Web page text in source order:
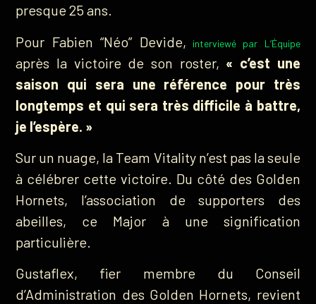
presque 25 ans.
Pour Fabien “Néo” Devide, interviewé par L’Équipe
après la victoire de son roster, « c’est une
saison qui sera une référence pour très
longtemps et qui sera très difficile à battre,
je l’espère. »
Sur un nuage, la Team Vitality n’est pas la seule
à célébrer cette victoire. Du côté des Golden
Hornets, l’association de supporters des
abeilles, ce Major à une signification
particulière.
Gustaflex, fier membre du Conseil
d’Administration des Golden Hornets, revient